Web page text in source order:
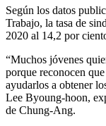
Según los datos
Trabajo, la tasa de
2020 al 14,2 por
“Muchos jóvenes
porque reconocen
ayudarlos a obtener
Lee Byoung-hoon,
de Chung-Ang.